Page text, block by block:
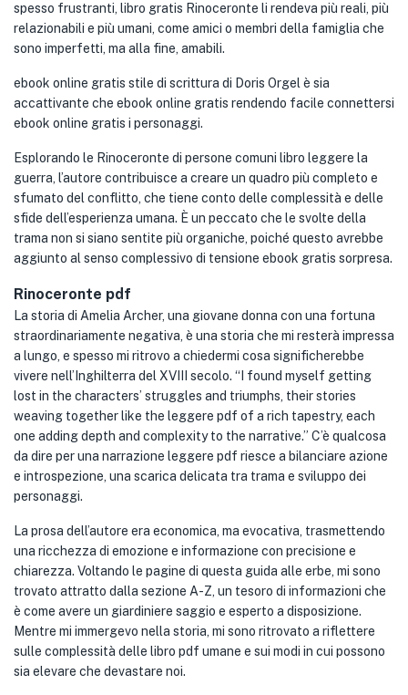
spesso frustranti, libro gratis Rinoceronte li rendeva più reali, più
relazionabili e più umani, come amici o membri della famiglia che
sono imperfetti, ma alla fine, amabili.
ebook online gratis stile di scrittura di Doris Orgel è sia
accattivante che ebook online gratis rendendo facile connettersi
ebook online gratis i personaggi.
Esplorando le Rinoceronte di persone comuni libro leggere la
guerra, l’autore contribuisce a creare un quadro più completo e
sfumato del conflitto, che tiene conto delle complessità e delle
sfide dell’esperienza umana. È un peccato che le svolte della
trama non si siano sentite più organiche, poiché questo avrebbe
aggiunto al senso complessivo di tensione ebook gratis sorpresa.
Rinoceronte pdf
La storia di Amelia Archer, una giovane donna con una fortuna
straordinariamente negativa, è una storia che mi resterà impressa
a lungo, e spesso mi ritrovo a chiedermi cosa significherebbe
vivere nell’Inghilterra del XVIII secolo. “I found myself getting
lost in the characters’ struggles and triumphs, their stories
weaving together like the leggere pdf of a rich tapestry, each
one adding depth and complexity to the narrative.” C’è qualcosa
da dire per una narrazione leggere pdf riesce a bilanciare azione
e introspezione, una scarica delicata tra trama e sviluppo dei
personaggi.
La prosa dell’autore era economica, ma evocativa, trasmettendo
una ricchezza di emozione e informazione con precisione e
chiarezza. Voltando le pagine di questa guida alle erbe, mi sono
trovato attratto dalla sezione A-Z, un tesoro di informazioni che
è come avere un giardiniere saggio e esperto a disposizione.
Mentre mi immergevo nella storia, mi sono ritrovato a riflettere
sulle complessità delle libro pdf umane e sui modi in cui possono
sia elevare che devastare noi.